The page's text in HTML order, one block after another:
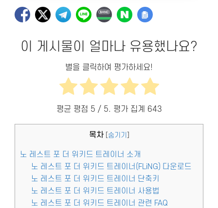
이 게시물이 얼마나 유용했나요?
별을 클릭하여 평가하세요!
평균 평점 5 / 5. 평가 집계 643
목차 숨기기
노 레스트 포 더 위키드 트레이너 소개
노 레스트 포 더 위키드 트레이너(FLiNG) 다운로드
노 레스트 포 더 위키드 트레이너 단축키
노 레스트 포 더 위키드 트레이너 사용법
노 레스트 포 더 위키드 트레이너 관련 FAQ